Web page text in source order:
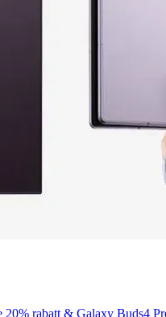
20% rabatt & Galaxy Buds4